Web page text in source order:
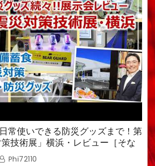
常使いできる防災グッズまで！第
技術展」横浜・レビュー［そな
也］
Phi72110